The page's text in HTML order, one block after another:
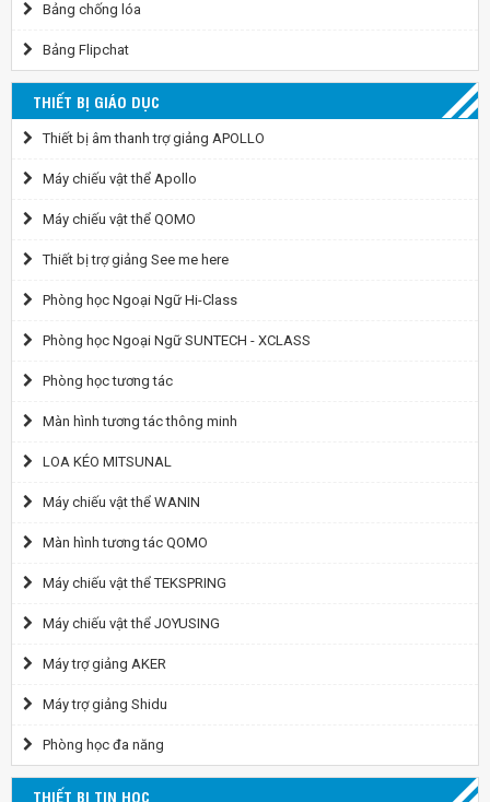
Bảng chống lóa
Bảng Flipchat
THIẾT BỊ GIÁO DỤC
Thiết bị âm thanh trợ giảng APOLLO
Máy chiếu vật thể Apollo
Máy chiếu vật thể QOMO
Thiết bị trợ giảng See me here
Phòng học Ngoại Ngữ Hi-Class
Phòng học Ngoại Ngữ SUNTECH - XCLASS
Phòng học tương tác
Màn hình tương tác thông minh
LOA KÉO MITSUNAL
Máy chiếu vật thể WANIN
Màn hình tương tác QOMO
Máy chiếu vật thể TEKSPRING
Máy chiếu vật thể JOYUSING
Máy trợ giảng AKER
Máy trợ giảng Shidu
Phòng học đa năng
THIẾT BỊ TIN HỌC